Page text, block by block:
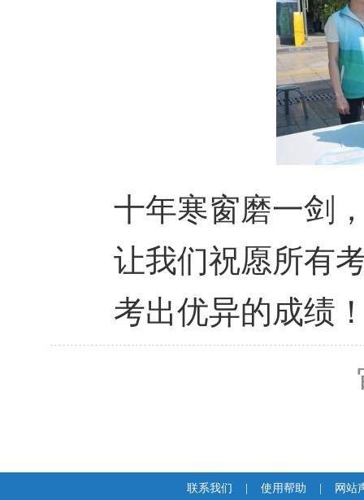
十年寒窗磨一剑，
让我们祝愿所有考
考出优异的成绩
联系我们 使用帮助 网站